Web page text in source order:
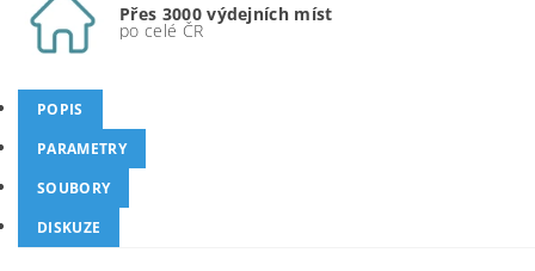
Přes 3000 výdejních míst
po celé ČR
POPIS
PARAMETRY
SOUBORY
DISKUZE